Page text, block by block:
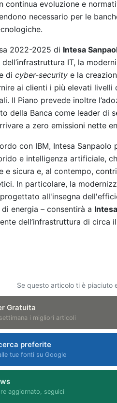
continua evoluzione e
necessario per le
2022-2025 di Intesa
dell’infrastruttura IT, la
di cyber-security e la
ai clienti i più elevati livelli
Il Piano prevede inoltre
della Banca come leader di
a zero emissioni nette
con IBM, Intesa
e intelligenza artificiale,
e sicura e, al contempo,
In particolare, la
all'insegna
energia – consentirà a
dell’infrastruttura di
Se questo articolo ti è piaciuto
Gratuita
i migliori articoli
preferite
tue fonti su Google
aggiornato, seguici